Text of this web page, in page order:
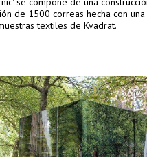
de 1500 correas hecha con
textiles de Kvadrat.